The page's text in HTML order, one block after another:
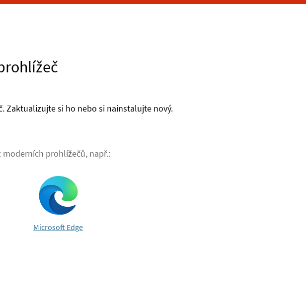
Zaktualizujte si ho nebo si nainstalujte nový.
prohlížečů, např.:
Microsoft Edge